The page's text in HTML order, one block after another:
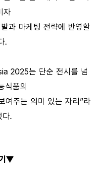
자
과 마케팅 전략에 반영할
.
2025는 단순 전시를 넘
식품의
여주는 의미 있는 자리”라
다.
▼